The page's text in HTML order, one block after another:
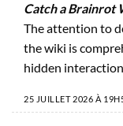
Catch a Brainrot
The attention to
the wiki is
hidden
25 JUILLET 2026 À